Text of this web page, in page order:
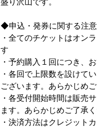
◆申込・発券に関する注
・全てのチケットはオン
す
・予約購入１回につき、
・各回で上限数を設けて
ございます。あらかじめご
・各受付開始時間は販売
ます。あらかじめご了承く
・決済方法はクレジット